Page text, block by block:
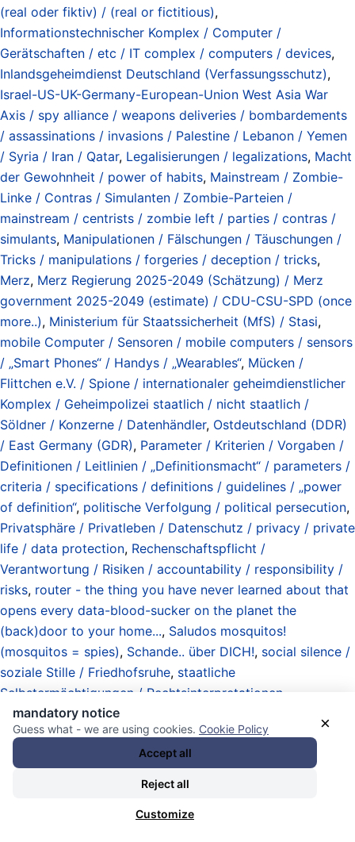
(real oder fiktiv) / (real or fictitious),
Informationstechnischer Komplex / Computer /
Gerätschaften / etc / IT complex / computers / devices,
Inlandsgeheimdienst Deutschland (Verfassungsschutz),
Israel-US-UK-Germany-European-Union West Asia War
Axis / spy alliance / weapons deliveries / bombardements
/ assassinations / invasions / Palestine / Lebanon / Yemen
/ Syria / Iran / Qatar, Legalisierungen / legalizations, Macht
der Gewohnheit / power of habits, Mainstream / Zombie-
Linke / Contras / Simulanten / Zombie-Parteien /
mainstream / centrists / zombie left / parties / contras /
simulants, Manipulationen / Fälschungen / Täuschungen /
Tricks / manipulations / forgeries / deception / tricks,
Merz, Merz Regierung 2025-2049 (Schätzung) / Merz
government 2025-2049 (estimate) / CDU-CSU-SPD (once
more..), Ministerium für Staatssicherheit (MfS) / Stasi,
mobile Computer / Sensoren / mobile computers / sensors
/ „Smart Phones“ / Handys / „Wearables“, Mücken /
Flittchen e.V. / Spione / internationaler geheimdienstlicher
Komplex / Geheimpolizei staatlich / nicht staatlich /
Söldner / Konzerne / Datenhändler, Ostdeutschland (DDR)
/ East Germany (GDR), Parameter / Kriterien / Vorgaben /
Definitionen / Leitlinien / „Definitionsmacht“ / parameters /
criteria / specifications / definitions / guidelines / „power
of definition“, politische Verfolgung / political persecution,
Privatsphäre / Privatleben / Datenschutz / privacy / private
life / data protection, Rechenschaftspflicht /
Verantwortung / Risiken / accountability / responsibility /
risks, router - the thing you have never learned about that
opens every data-blood-sucker on the planet the
(back)door to your home..., Saludos mosquitos!
(mosquitos = spies), Schande.. über DICH!, social silence /
soziale Stille / Friedhofsruhe, staatliche
Selbstermächtigungen / Rechtsinterpretationen
(„präventiv“ / „potentiell“ / „drohende Gefahr“ / „Gefährder“
/ „Abwehr“ / „nationale Sicherheit“ / blabla),Standards /
Normen / Modelle / Prozeduren / standards / norms /
against German government before World Court (ICJ) on
charges of complicity of genocide in Palestine / hearings
×
mandatory notice
Guess what - we are using cookies. Cookie Policy
Accept all
Reject all
Customize